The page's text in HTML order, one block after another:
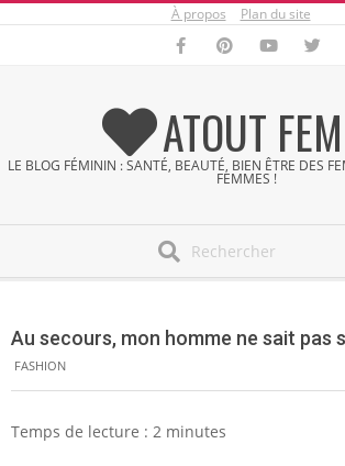
À propos Plan du site
ATOUT
LE BLOG FÉMININ : SANTÉ, BEAUTÉ, BIEN ÊTRE DES
FEMMES !
Menu
Au secours, mon homme ne sait pas
FASHION
Temps de lecture : 2 minutes